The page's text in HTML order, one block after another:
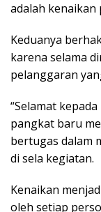
adalah
Keduanya
karena selama
pelanggaran
“Selamat
pangkat baru
bertugas dalam
di sela kegiatan.
Kenaikan
oleh setiap